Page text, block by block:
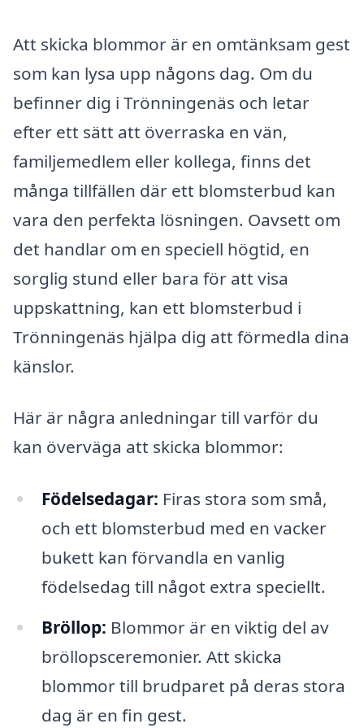
Att skicka blommor är en omtänksam gest
som kan lysa upp någons dag. Om du
befinner dig i Trönningenäs och letar
efter ett sätt att överraska en vän,
familjemedlem eller kollega, finns det
många tillfällen där ett blomsterbud kan
vara den perfekta lösningen. Oavsett om
det handlar om en speciell högtid, en
sorglig stund eller bara för att visa
uppskattning, kan ett blomsterbud i
Trönningenäs hjälpa dig att förmedla dina
känslor.
Här är några anledningar till varför du
kan överväga att skicka blommor:
Födelsedagar: Firas stora som små,
och ett blomsterbud med en vacker
bukett kan förvandla en vanlig
födelsedag till något extra speciellt.
Bröllop: Blommor är en viktig del av
bröllopsceremonier. Att skicka
blommor till brudparet på deras stora
dag är en fin gest.